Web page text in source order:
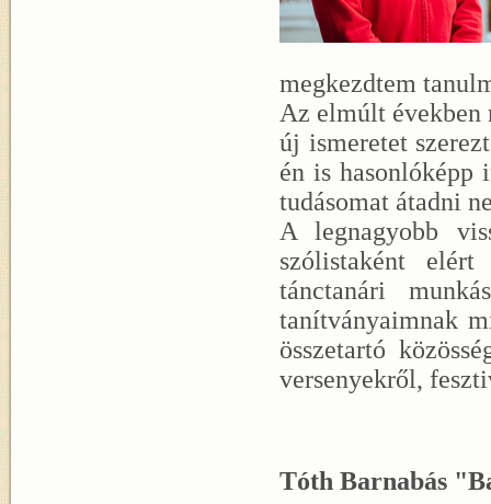
megkezdtem
Az elmúlt években
új ismeretet
én is hasonlóképp
tudásomat átadni
A legnagyobb
szólistaként
tánctanári
tanítványaimnak
összetartó
versenyekről,
Tóth Barnabás